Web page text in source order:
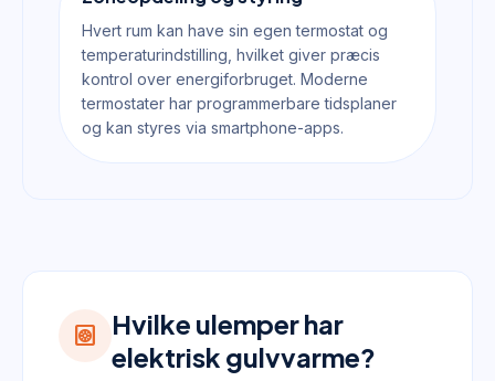
Hvert rum kan have sin egen termostat og
temperaturindstilling, hvilket giver præcis
kontrol over energiforbruget. Moderne
termostater har programmerbare tidsplaner
og kan styres via smartphone-apps.
heat_pump
Hvilke ulemper har
elektrisk gulvvarme?